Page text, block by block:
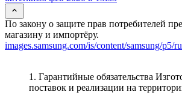
По закону о защите прав потребителей
магазину и импортёру.
images.samsung.com/is/content/samsung/
1. Гарантийные обязательства
поставок и реализации на